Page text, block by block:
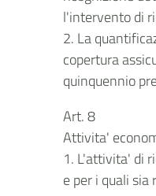
l'intervento di
2. La
copertura
quinquennio
Art. 8
Attivita'
1. L'attivita' di
e per i quali